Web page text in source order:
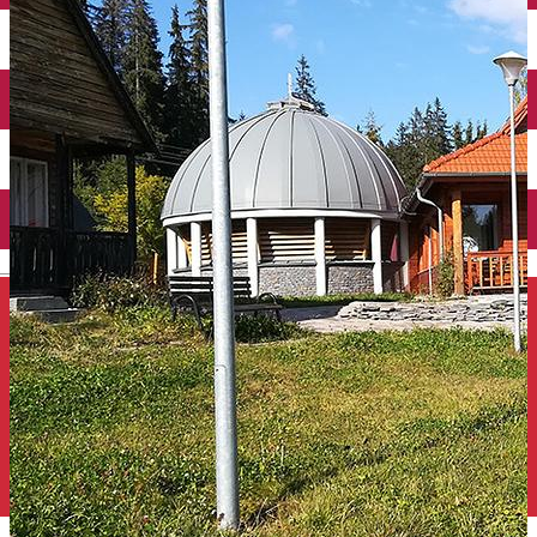
English
Închirieri auto
Închirieri de biciclete